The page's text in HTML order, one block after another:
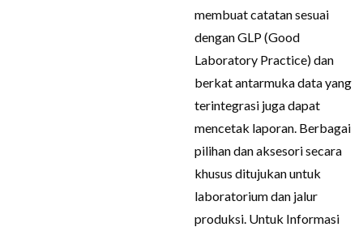
membuat catatan sesuai
dengan GLP (Good
Laboratory Practice) dan
berkat antarmuka data yang
terintegrasi juga dapat
mencetak laporan. Berbagai
pilihan dan aksesori secara
khusus ditujukan untuk
laboratorium dan jalur
produksi. Untuk Informasi